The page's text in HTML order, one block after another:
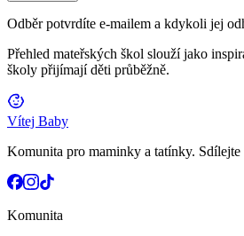
Odběr potvrdíte e-mailem a kdykoli jej
Přehled mateřských škol slouží jako
školy přijímají děti průběžně.
Vítej Baby
Komunita pro maminky a tatínky.
Komunita